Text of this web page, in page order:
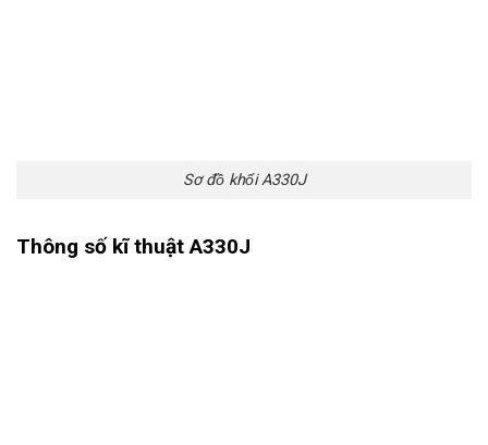
Sơ đồ khối A330J
Thông số kĩ thuật A330J